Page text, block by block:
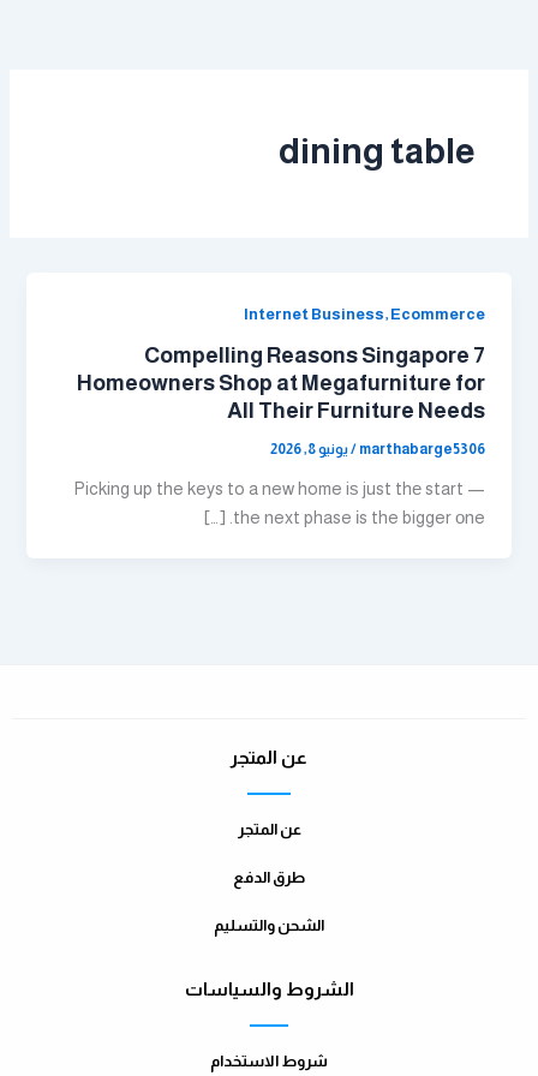
dining table
Internet Business, Ecommerce
7 Compelling Reasons Singapore
Homeowners Shop at Megafurniture for
All Their Furniture Needs
marthabarge5306
/يونيو 8, 2026
Picking up the keys to a new home iѕ just thе start —
the next phase іs the bigger оne. […]
عن المتجر
عن المتجر
طرق الدفع
الشحن والتسليم
الشروط والسياسات
شروط الاستخدام